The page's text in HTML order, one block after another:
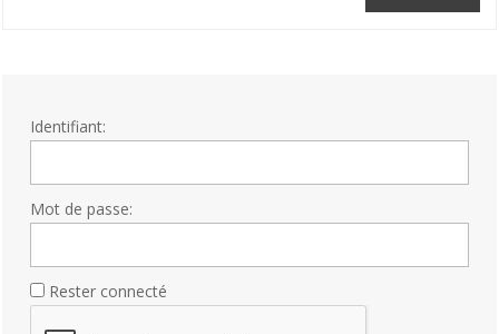
Identifiant:
Mot de passe:
Rester connecté